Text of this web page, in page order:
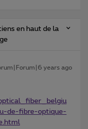
en haut de la
years ago
de-fibre-optique-